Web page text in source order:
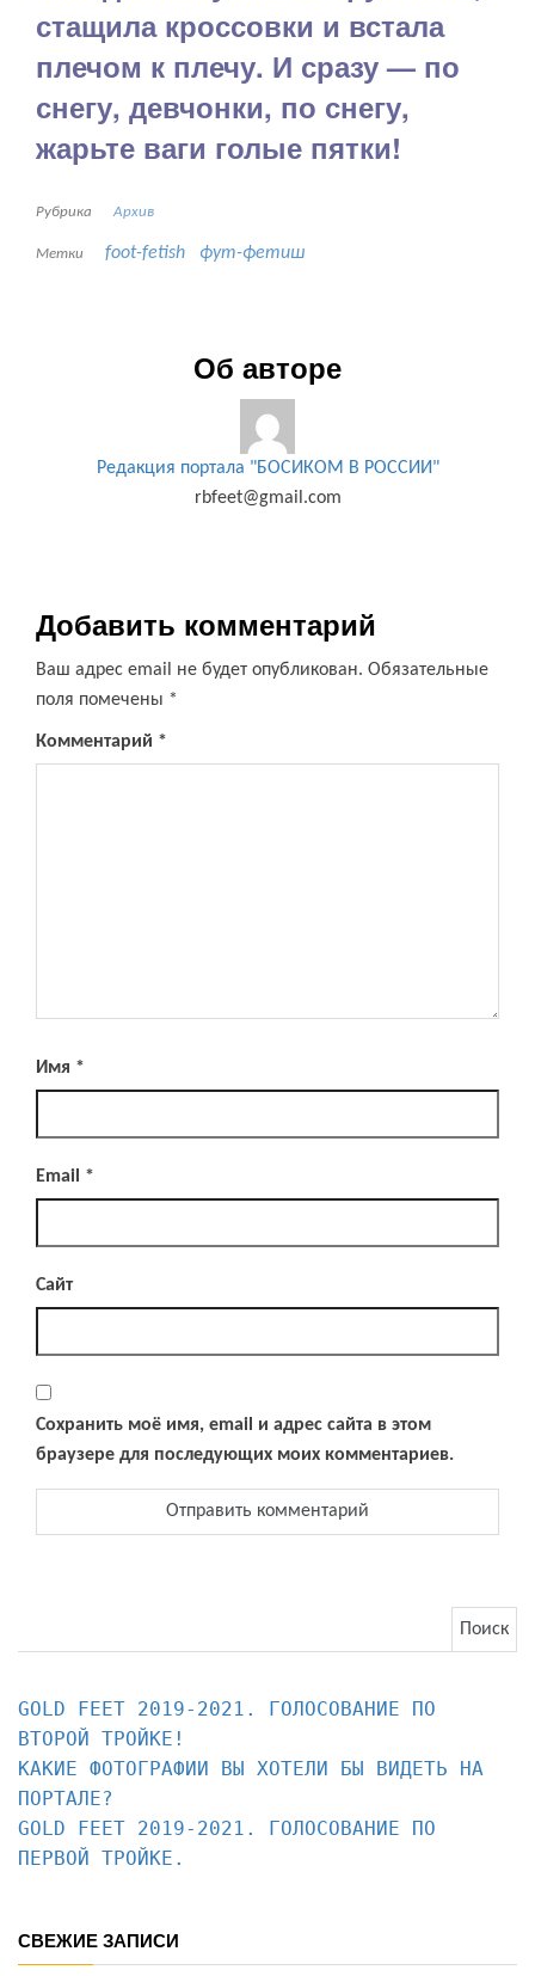
стащила кроссовки и встала
плечом к плечу. И сразу — по
снегу, девчонки, по снегу,
жарьте ваги голые пятки!
Рубрика Архив
Метки foot-fetish фут-фетиш
Об авторе
Редакция портала "БОСИКОМ В РОССИИ"
rbfeet@gmail.com
Добавить комментарий
Ваш адрес email не будет опубликован. Обязательные
поля помечены *
Комментарий *
Имя *
Email *
Сайт
Сохранить моё имя, email и адрес сайта в этом
браузере для последующих моих комментариев.
GOLD FEET 2019-2021. ГОЛОСОВАНИЕ ПО
КАКИЕ ФОТОГРАФИИ ВЫ ХОТЕЛИ БЫ ВИДЕТЬ НА
ПОРТАЛЕ?
GOLD FEET 2019-2021. ГОЛОСОВАНИЕ ПО
ПЕРВОЙ ТРОЙКЕ.
СВЕЖИЕ ЗАПИСИ